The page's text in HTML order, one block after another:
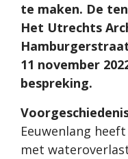
te maken. De
Het Utrechts
11 november
bespreking.
Eeuwenlang
met